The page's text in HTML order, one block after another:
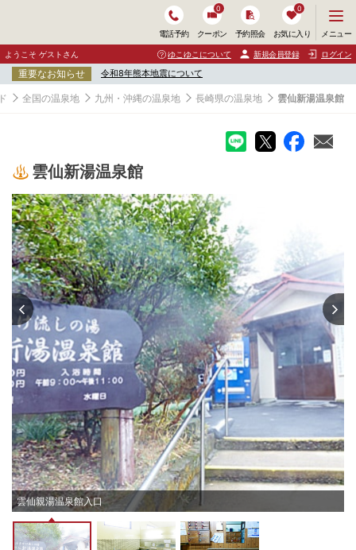
電話予約 クーポン
0
予約照会 お気に入り
0
ニ
ュ
ー
開
く
メニュー
ようこそ ゲストさん ゆこゆこについて 新規会員登録 ログイン
重要なお知らせ 令和8年熊本地震について
全国の温泉地 九州・沖縄の温泉地 長崎県の温泉地 雲仙新湯温泉館
雲仙新湯温泉館
雲仙親湯温泉館入口